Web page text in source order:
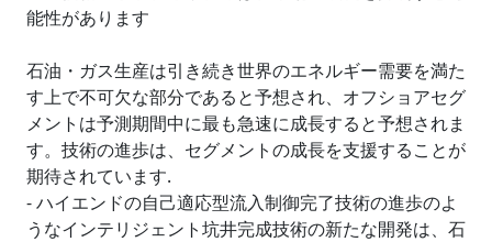
能性があります
石油・ガス生産は引き続き世界のエネルギー需要を満た
す上で不可欠な部分であると予想され、オフショアセグ
メントは予測期間中に最も急速に成長すると予想されま
す。技術の進歩は、セグメントの成長を支援することが
期待されています.
- ハイエンドの自己適応型流入制御完了技術の進歩のよ
うなインテリジェント坑井完成技術の新たな開発は、石